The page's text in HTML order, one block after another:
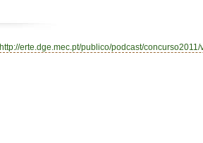
http://erte.dge.mec.pt/publico/podcast/